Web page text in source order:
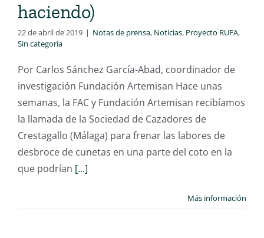
haciendo)
22 de abril de 2019 | Notas de prensa, Noticias, Proyecto RUFA,
Sin categoría
Por Carlos Sánchez García-Abad, coordinador de
investigación Fundación Artemisan Hace unas
semanas, la FAC y Fundación Artemisan recibíamos
la llamada de la Sociedad de Cazadores de
Crestagallo (Málaga) para frenar las labores de
desbroce de cunetas en una parte del coto en la
que podrían [...]
Más información